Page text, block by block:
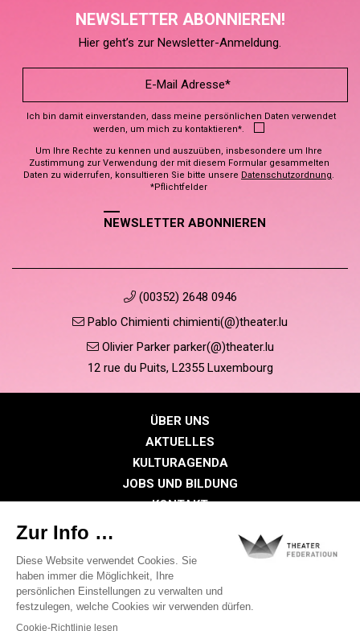
NEWSLETTER ABONNIEREN!
Hier geht’s zur Newsletter-Anmeldung.
Ich bin damit einverstanden, dass meine persönlichen Daten verwendet
werden, um mich zu kontaktieren*.
Um Ihre Rechte zu kennen und auszuüben, insbesondere um Ihre
Zustimmung zur Verwendung der mit diesem Formular gesammelten
Daten zu widerrufen, konsultieren Sie bitte unsere Datenschutzordnung.
*Pflichtfelder
NEWSLETTER ABONNIEREN
(00352) 2648 0946
Pablo Chimienti chimienti(@)theater.lu
Olivier Parker parker(@)theater.lu
12 rue du Puits, L2355 Luxembourg
ÜBER UNS
AKTUELLES
KULTURAGENDA
JOBS UND BILDUNG
KONTAKT
MITGLIEDERBEREICH
Datenschutzrichtlinie
Cookie-Richtlinien